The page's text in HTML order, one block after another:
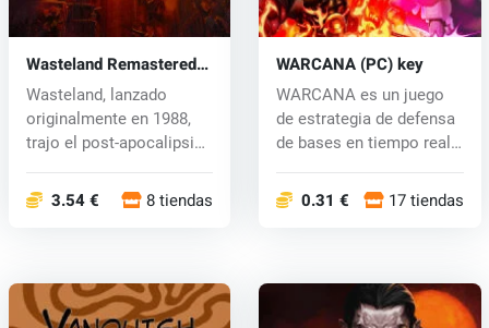
Wasteland Remastered
(PC) key
Wasteland, lanzado
originalmente en 1988,
trajo el post-apocalipsis
3.54 € 8 tiendas
WARCANA (PC) key
WARCANA es un juego
de estrategia de defensa
de bases en tiempo real
0.31 € 17 tiendas